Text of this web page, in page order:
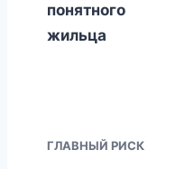
понятного
жильца
ГЛАВНЫЙ РИСК